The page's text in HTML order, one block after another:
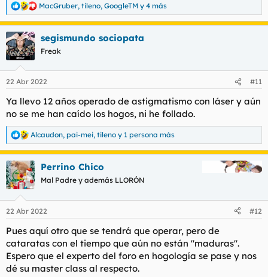
R
e
a
c
c
i
e
:
MacGruber, tileno, GoogleTM y 4 más
segismundo sociopata
Freak
22 Abr 2022 #11
Ya llevo 12 años operado de astigmatismo con láser y aún
no se me han caído los hogos, ni he follado.
R
e
a
c
c
i
e
:
Alcaudon, pai-mei, tileno y 1 persona más
Perrino Chico
Mal Padre y además LLORÓN
22 Abr 2022 #12
Pues aquí otro que se tendrá que operar, pero de
cataratas con el tiempo que aún no están "maduras".
Espero que el experto del foro en hogología se pase y nos
dé su master class al respecto.